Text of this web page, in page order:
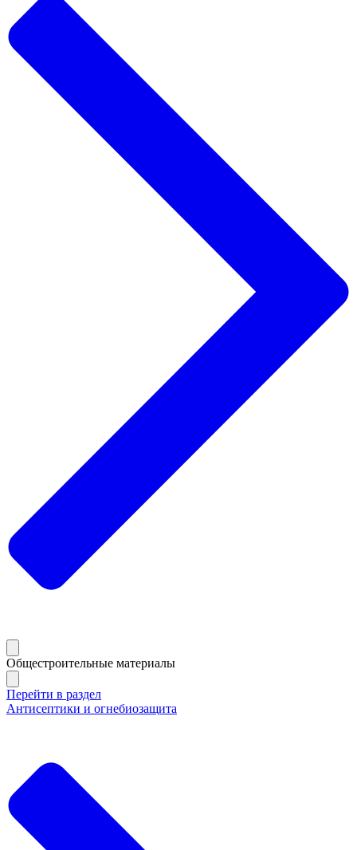
Общестроительные материалы
Перейти в раздел
Антисептики и огнебиозащита